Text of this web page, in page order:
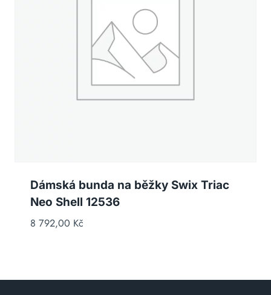
Dámská bunda na běžky Swix Triac
Neo Shell 12536
8 792,00 Kč